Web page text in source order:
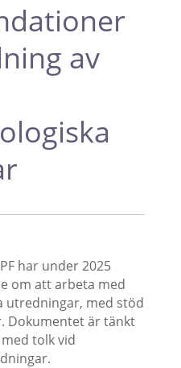
av
har under 2025
om att arbeta med
utredningar, med stöd
Dokumentet är tänkt
tolk vid